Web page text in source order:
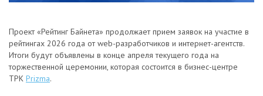
Проект «Рейтинг Байнета» продолжает прием заявок на участие в
рейтингах 2026 года от web-разработчиков и интернет-агентств.
Итоги будут объявлены в конце апреля текущего года на
торжественной церемонии, которая состоится в бизнес-центре
ТРК Prizma.